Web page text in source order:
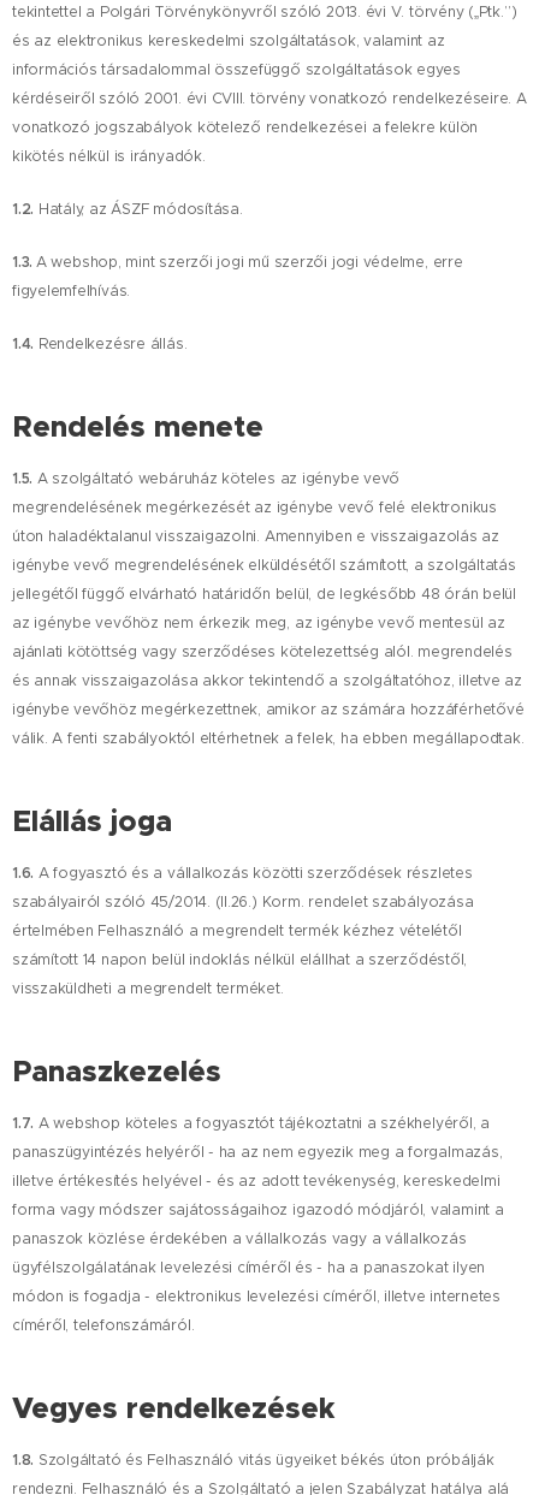
tekintettel a Polgári Törvénykönyvről szóló 2013. évi V. törvény („Ptk.”)
és az elektronikus kereskedelmi szolgáltatások, valamint az
információs társadalommal összefüggő szolgáltatások egyes
kérdéseiről szóló 2001. évi CVIII. törvény vonatkozó rendelkezéseire. A
vonatkozó jogszabályok kötelező rendelkezései a felekre külön
kikötés nélkül is irányadók.
1.2. Hatály, az ÁSZF módosítása.
1.3. A webshop, mint szerzői jogi mű szerzői jogi védelme, erre
figyelemfelhívás.
1.4. Rendelkezésre állás.
Rendelés menete
1.5. A szolgáltató webáruház köteles az igénybe vevő
megrendelésének megérkezését az igénybe vevő felé elektronikus
úton haladéktalanul visszaigazolni. Amennyiben e visszaigazolás az
igénybe vevő megrendelésének elküldésétől számított, a szolgáltatás
jellegétől függő elvárható határidőn belül, de legkésőbb 48 órán belül
az igénybe vevőhöz nem érkezik meg, az igénybe vevő mentesül az
ajánlati kötöttség vagy szerződéses kötelezettség alól. megrendelés
és annak visszaigazolása akkor tekintendő a szolgáltatóhoz, illetve az
igénybe vevőhöz megérkezettnek, amikor az számára hozzáférhetővé
válik. A fenti szabályoktól eltérhetnek a felek, ha ebben megállapodtak.
Elállás joga
1.6. A fogyasztó és a vállalkozás közötti szerződések részletes
szabályairól szóló 45/2014. (II.26.) Korm. rendelet szabályozása
értelmében Felhasználó a megrendelt termék kézhez vételétől
számított 14 napon belül indoklás nélkül elállhat a szerződéstől,
visszaküldheti a megrendelt terméket.
Panaszkezelés
1.7. A webshop köteles a fogyasztót tájékoztatni a székhelyéről, a
panaszügyintézés helyéről - ha az nem egyezik meg a forgalmazás,
illetve értékesítés helyével - és az adott tevékenység, kereskedelmi
forma vagy módszer sajátosságaihoz igazodó módjáról, valamint a
panaszok közlése érdekében a vállalkozás vagy a vállalkozás
ügyfélszolgálatának levelezési címéről és - ha a panaszokat ilyen
módon is fogadja - elektronikus levelezési címéről, illetve internetes
címéről, telefonszámáról.
Vegyes rendelkezések
1.8. Szolgáltató és Felhasználó vitás ügyeiket békés úton próbálják
rendezni. Felhasználó és a Szolgáltató a jelen Szabályzat hatálya alá